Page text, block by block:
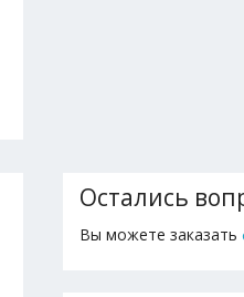
Остались
Вы можете заказать